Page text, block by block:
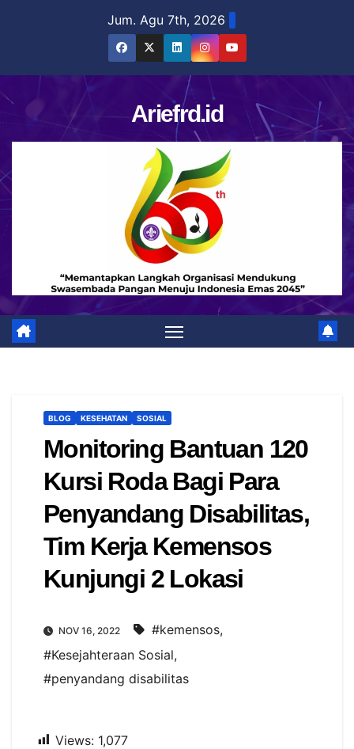
Jum. Agu 7th, 2026
Ariefrd.id
BLOG KESEHATAN SOSIAL
Monitoring Bantuan 120
Kursi Roda Bagi Para
Penyandang Disabilitas,
Tim Kerja Kemensos
Kunjungi 2 Lokasi
NOV 16, 2022 #kemensos,
#Kesejahteraan Sosial,
#penyandang disabilitas
Views: 1,077